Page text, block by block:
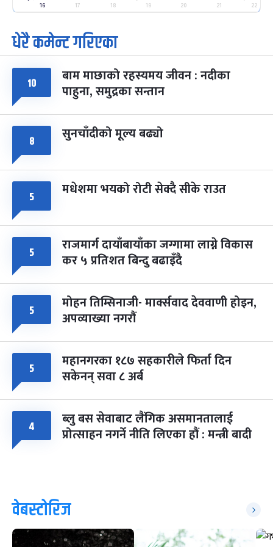
मंगल फाल्गुन २५, २०८३ Mar 9, 2027
७
आइत
पूर्णिमा व्रत
चैत्र ७, २०८३-Mar 21, 2027
८ फागुपूर्णिमा
चैत्र ८, २०८३-Mar 22, 2027
७ महिना बाँकी
16 17 18 19 20 21 22
धेरै कमेन्ट गरिएका
१० बाम माछाको रहस्यमय जीवन : नदीका
पाहुना, समुद्रका सन्तान
८ सुनचाँदीको मूल्य बढ्यो
५ मधेशमा भयको रोटी सेक्दै सीके राउत
५ राजमार्ग दायाँबायाँका जग्गामा लाग्ने विकास
कर ५ प्रतिशत बिन्दु बढाइँदै
५ मोहन तिम्सिनाजी- मार्क्सवाद देववाणी होइन,
अपव्याख्या नगरौं
५ महानगरका १८७ सहकारीले फिर्ता दिन
सकेनन् सवा ८ अर्ब
४ ब्लु बस सेवाबाट लैंगिक असमानतालाई
प्रोत्साहन नगर्ने नीति लिएका हौं : मन्त्री बादी
वेबस्टोरिज